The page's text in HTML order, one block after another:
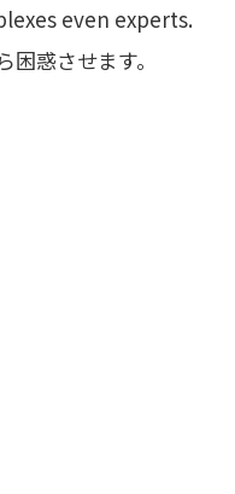
even experts.
惑させます。